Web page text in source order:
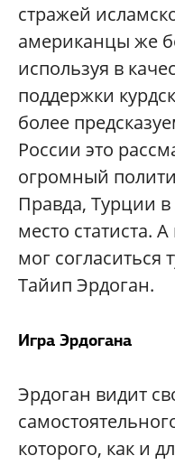
стражей
американцы же
используя в
поддержки
более
России это
огромный
Правда, Турции
место статиста.
мог согласиться
Тайип Эрдоган.
Игра Эрдогана
Эрдоган видит
которого, как и